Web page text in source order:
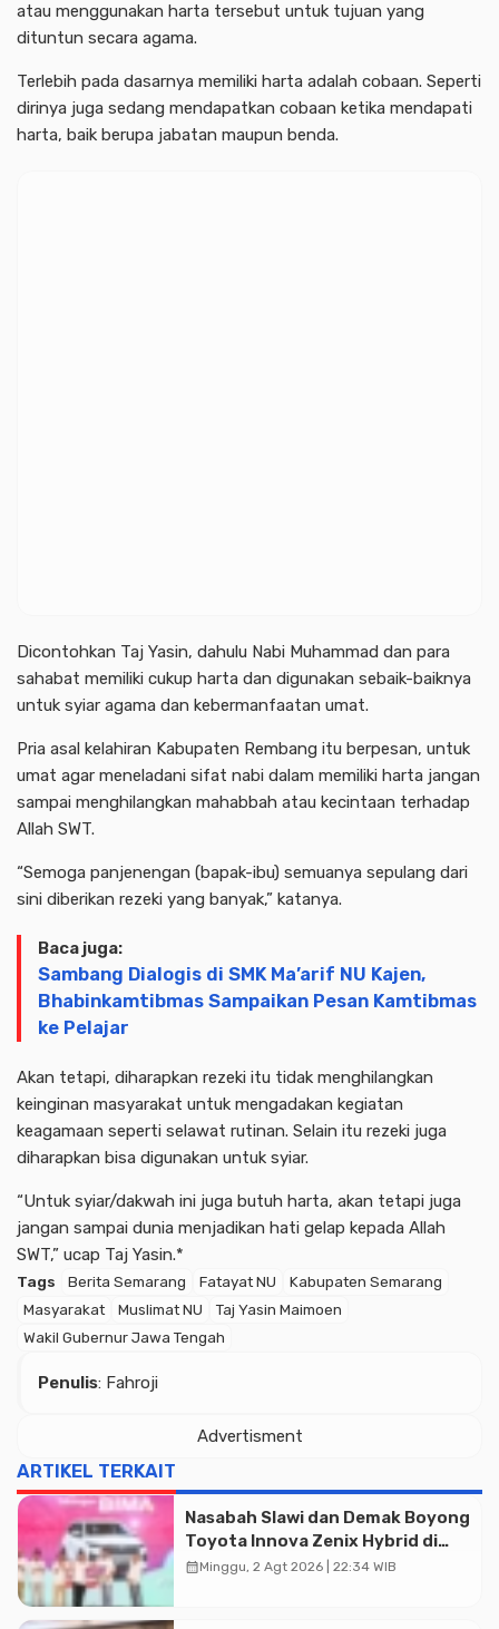
atau menggunakan harta tersebut untuk tujuan yang
dituntun secara agama.
Terlebih pada dasarnya memiliki harta adalah cobaan. Seperti
dirinya juga sedang mendapatkan cobaan ketika mendapati
harta, baik berupa jabatan maupun benda.
Dicontohkan Taj Yasin, dahulu Nabi Muhammad dan para
sahabat memiliki cukup harta dan digunakan sebaik-baiknya
untuk syiar agama dan kebermanfaatan umat.
Pria asal kelahiran Kabupaten Rembang itu berpesan, untuk
umat agar meneladani sifat nabi dalam memiliki harta jangan
sampai menghilangkan mahabbah atau kecintaan terhadap
Allah SWT.
“Semoga panjenengan (bapak-ibu) semuanya sepulang dari
sini diberikan rezeki yang banyak,” katanya.
Baca juga:
Sambang Dialogis di SMK Ma’arif NU Kajen,
Bhabinkamtibmas Sampaikan Pesan Kamtibmas
ke Pelajar
Akan tetapi, diharapkan rezeki itu tidak menghilangkan
keinginan masyarakat untuk mengadakan kegiatan
keagamaan seperti selawat rutinan. Selain itu rezeki juga
diharapkan bisa digunakan untuk syiar.
“Untuk syiar/dakwah ini juga butuh harta, akan tetapi juga
jangan sampai dunia menjadikan hati gelap kepada Allah
SWT,” ucap Taj Yasin.*
Tags Berita Semarang Fatayat NU
Kabupaten Semarang
Masyarakat
Muslimat NU
Taj Yasin Maimoen
Wakil Gubernur Jawa Tengah
Penulis: Fahroji
Advertisment
ARTIKEL TERKAIT
Nasabah Slawi dan Demak Boyong
Toyota Innova Zenix Hybrid di
Undian Tabungan Bima Bank
calendar_monthMinggu, 2 Agt 2026 | 22:34 WIB